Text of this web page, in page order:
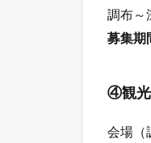
調布～
募集期
④観光
会場（